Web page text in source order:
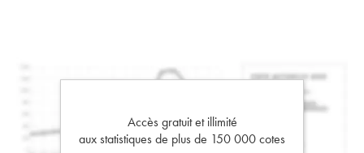
Accès gratuit et illimité
aux statistiques de plus de 150 000 cotes